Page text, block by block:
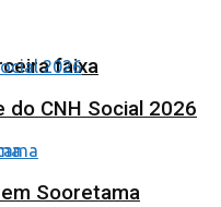
faixa
CNH Social 2026
Sooretama